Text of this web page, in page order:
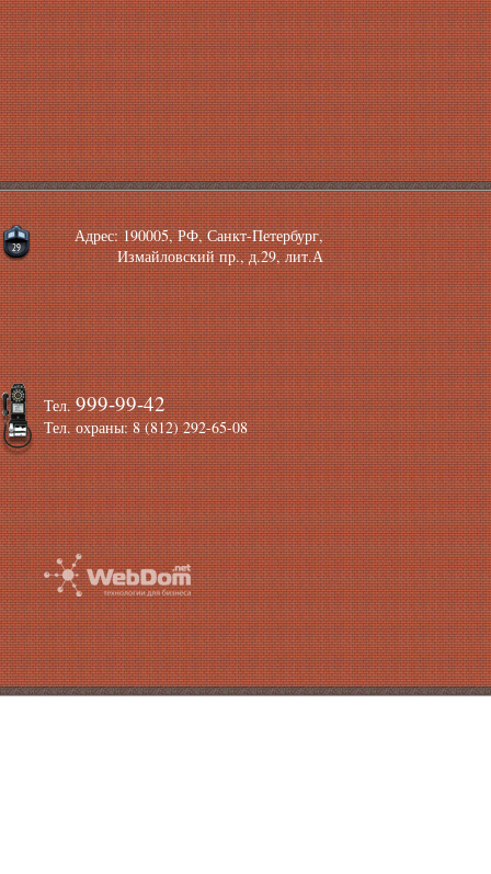
Тел.999-99-42
Тел. охраны: 8 (812) 292-65-08
Адрес: 190005, РФ, Санкт-Петербург,
Измайловский пр., д.29, лит.А